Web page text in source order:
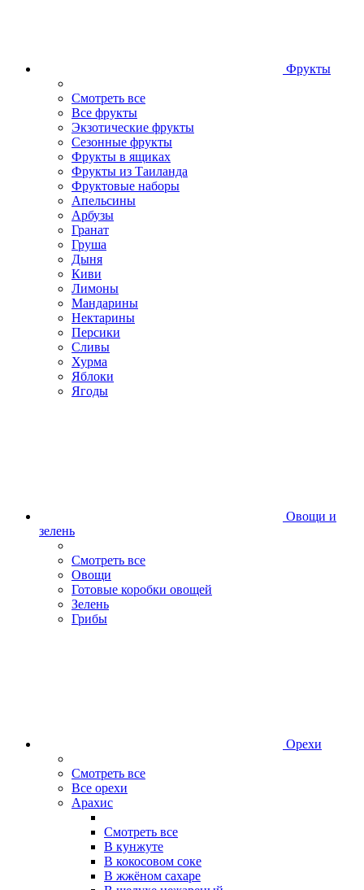
Фрукты
Смотреть все
Все фрукты
Экзотические фрукты
Сезонные фрукты
Фрукты в ящиках
Фрукты из Таиланда
Фруктовые наборы
Апельсины
Арбузы
Гранат
Груша
Дыня
Киви
Лимоны
Мандарины
Нектарины
Персики
Сливы
Хурма
Яблоки
Ягоды
Овощи и
зелень
Смотреть все
Овощи
Готовые коробки овощей
Зелень
Грибы
Орехи
Смотреть все
Все орехи
Арахис
Смотреть все
В кунжуте
В кокосовом соке
В жжёном сахаре